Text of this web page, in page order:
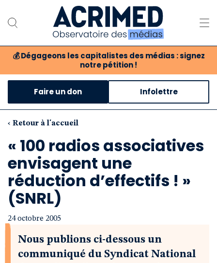
💰 Dégageons les capitalistes des médias : signez
notre pétition !
Notre association
Notre critique des médias
Nos propositions
Notre revue
Boutique
Faire un don Infolettre
‹ Retour à l'accueil
« 100 radios associatives
envisagent une
réduction d’effectifs ! »
(SNRL)
24 octobre 2005
Nous publions ci-dessous un
communiqué du Syndicat National